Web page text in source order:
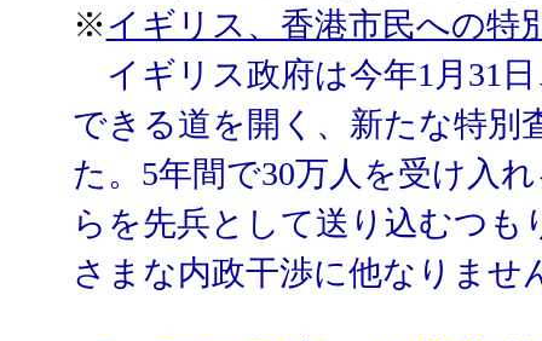
※イギリス、香港市民への
イギリス政府は今年1月31
できる道を開く、新たな特別
た。5年間で30万人を受け入
らを先兵として送り込むつ
さまな内政干渉に他なりませ